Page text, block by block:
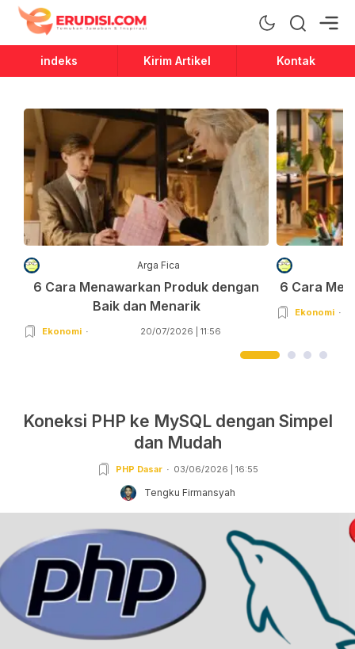
Erudisi
Temukan Jawaban dan Inspirasi
indeks Kirim Artikel Kontak
Arga Fica
6 Cara Menawarkan Produk dengan
Baik dan Menarik
Ekonomi 20/07/2026 | 11:56
6 Cara
Ekonomi
Koneksi PHP ke MySQL dengan Simpel
dan Mudah
PHP Dasar 03/06/2026 | 16:55
Tengku Firmansyah